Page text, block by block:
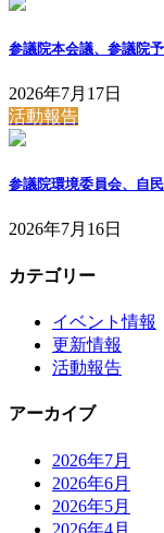
参議院本会議、参議院
2026年7月17日
活動報告
参議院環境委員会、自
2026年7月16日
カテゴリー
イベント情報
更新情報
活動報告
アーカイブ
2026年7月
2026年6月
2026年5月
2026年4月